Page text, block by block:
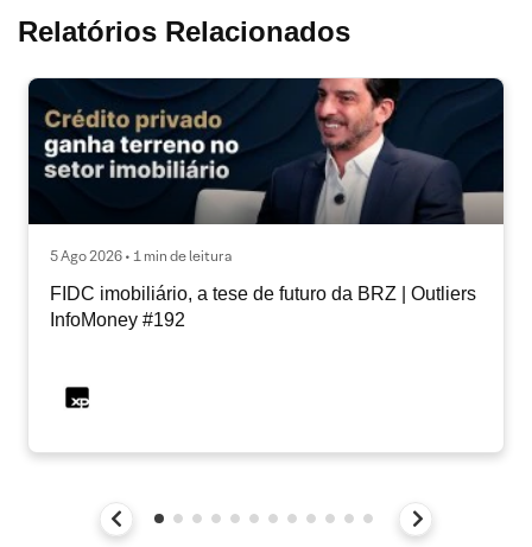
Relatórios Relacionados
5 Ago 2026 • 1 min de leitura
FIDC imobiliário, a tese de futuro da BRZ | Outliers
InfoMoney #192